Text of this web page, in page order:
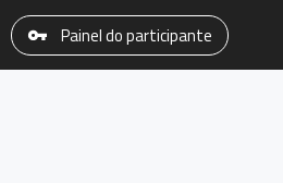
Painel do participante